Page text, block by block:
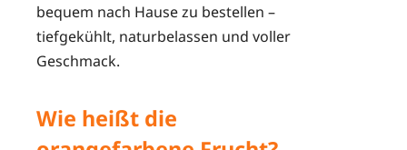
bequem nach Hause zu bestellen –
tiefgekühlt, naturbelassen und voller
Geschmack.
Wie heißt die